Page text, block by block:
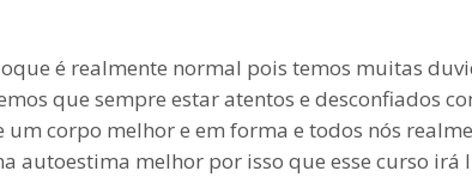
é realmente normal pois temos muitas
que sempre estar atentos e desconfiados
um corpo melhor e em forma e todos nós
autoestima melhor por isso que esse curso